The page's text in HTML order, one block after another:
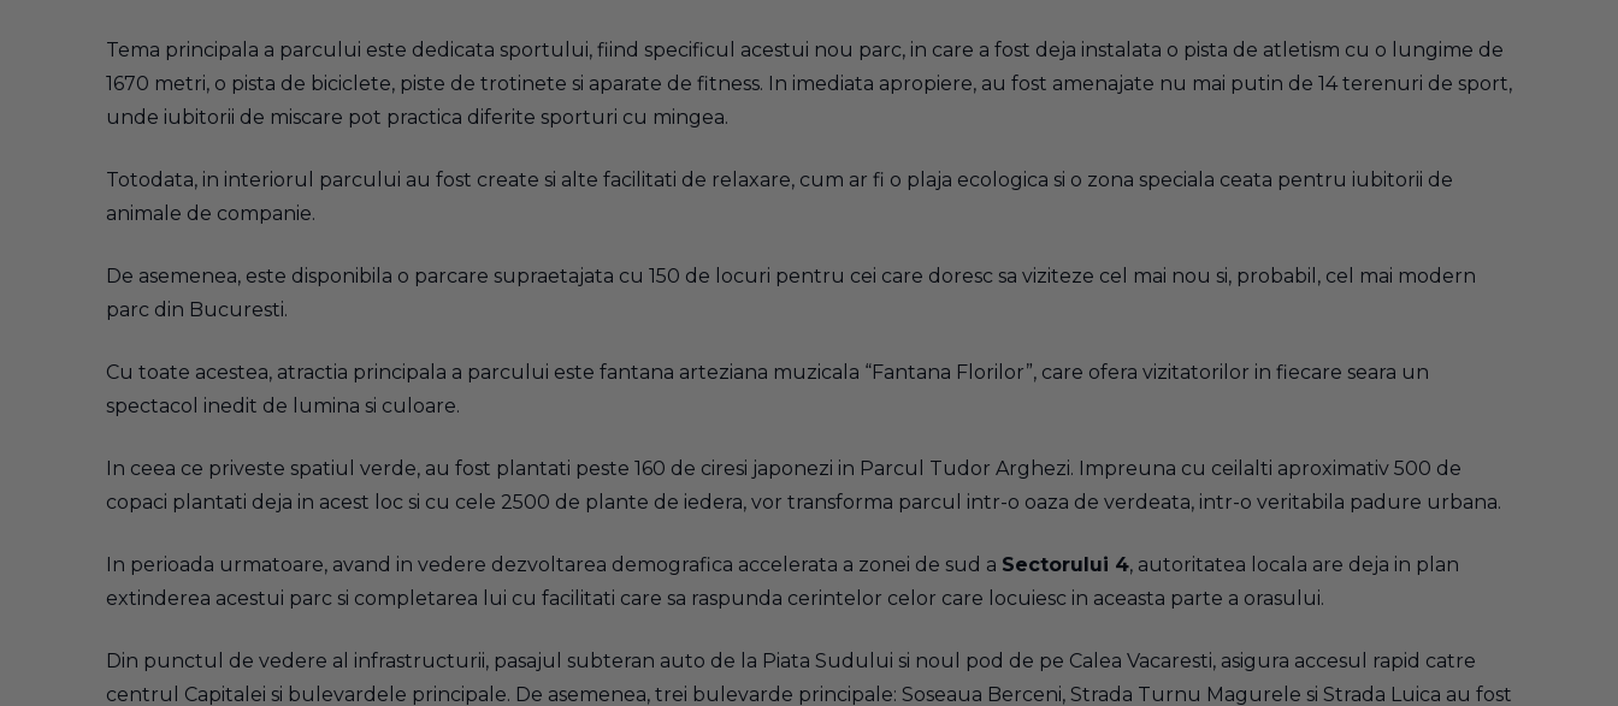
Tema principala a parcului este dedicata sportului, fiind specificul acestui nou parc, in care a fost deja instalata o pista de atletism cu o lungime de
1670 metri, o pista de biciclete, piste de trotinete si aparate de fitness. In imediata apropiere, au fost amenajate nu mai putin de 14 terenuri de sport,
unde iubitorii de miscare pot practica diferite sporturi cu mingea.
Totodata, in interiorul parcului au fost create si alte facilitati de relaxare, cum ar fi o plaja ecologica si o zona speciala ceata pentru iubitorii de
animale de companie.
De asemenea, este disponibila o parcare supraetajata cu 150 de locuri pentru cei care doresc sa viziteze cel mai nou si, probabil, cel mai modern
parc din Bucuresti.
Cu toate acestea, atractia principala a parcului este fantana arteziana muzicala “Fantana Florilor”, care ofera vizitatorilor in fiecare seara un
spectacol inedit de lumina si culoare.
In ceea ce priveste spatiul verde, au fost plantati peste 160 de ciresi japonezi in Parcul Tudor Arghezi. Impreuna cu ceilalti aproximativ 500 de
copaci plantati deja in acest loc si cu cele 2500 de plante de iedera, vor transforma parcul intr-o oaza de verdeata, intr-o veritabila padure urbana.
In perioada urmatoare, avand in vedere dezvoltarea demografica accelerata a zonei de sud a Sectorului 4, autoritatea locala are deja in plan
extinderea acestui parc si completarea lui cu facilitati care sa raspunda cerintelor celor care locuiesc in aceasta parte a orasului.
Din punctul de vedere al infrastructurii, pasajul subteran auto de la Piata Sudului si noul pod de pe Calea Vacaresti, asigura accesul rapid catre
centrul Capitalei si bulevardele principale. De asemenea, trei bulevarde principale: Soseaua Berceni, Strada Turnu Magurele si Strada Luica au fost